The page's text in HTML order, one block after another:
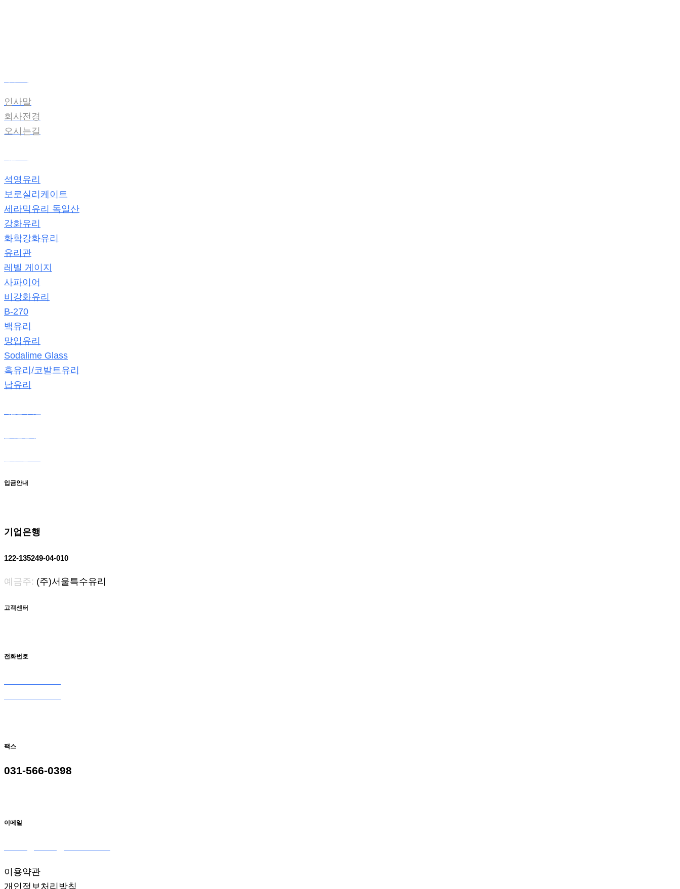
인사말
회사전경
오시는길
석영유리
보로실리케이트
세라믹유리 독일산
강화유리
화학강화유리
유리관
레벨 게이지
사파이어
비강화유리
B-270
백유리
망입유리
Sodalime Glass
흑유리/코발트유리
납유리
입금안내
기업은행
122-135249-04-010
예금주: (주)서울특수유리
고객센터
전화번호
팩스
031-566-0398
이메일
이용약관
개인정보처리방침